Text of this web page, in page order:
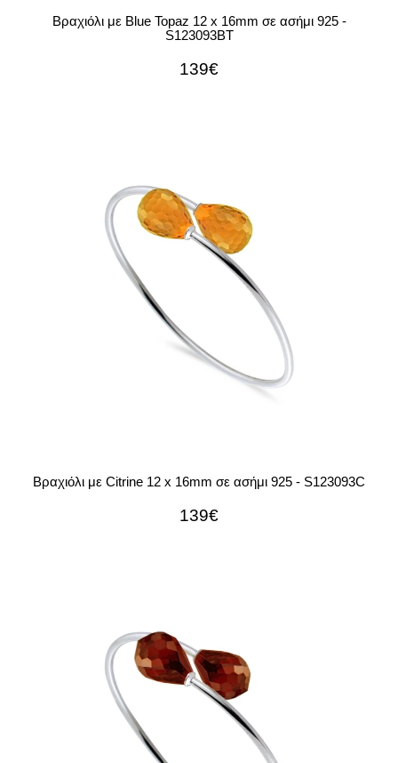
Βραχιόλι με Blue Topaz 12 x 16mm σε ασήμι 925 -
S123093BT
139€
Βραχιόλι με Citrine 12 x 16mm σε ασήμι 925 - S123093C
139€